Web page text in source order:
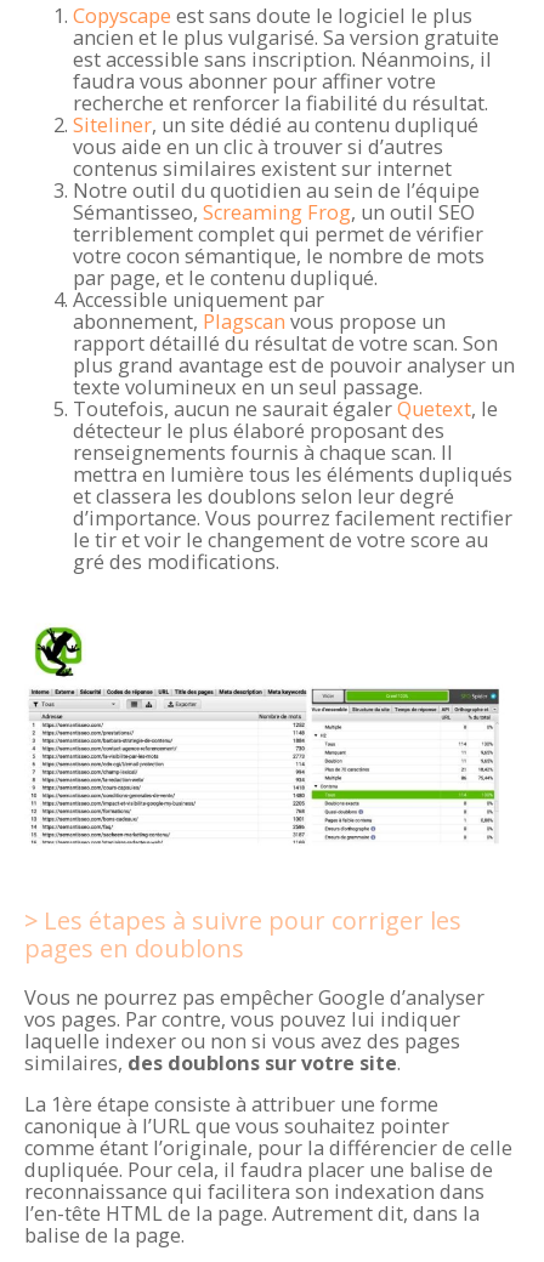
Copyscape est sans doute le logiciel le plus
ancien et le plus vulgarisé. Sa version gratuite
est accessible sans inscription. Néanmoins, il
faudra vous abonner pour affiner votre
recherche et renforcer la fiabilité du résultat.
Siteliner, un site dédié au contenu dupliqué
vous aide en un clic à trouver si d’autres
contenus similaires existent sur internet
Notre outil du quotidien au sein de l’équipe
Sémantisseo, Screaming Frog, un outil SEO
terriblement complet qui permet de vérifier
votre cocon sémantique, le nombre de mots
par page, et le contenu dupliqué.
Accessible uniquement par
abonnement, Plagscan vous propose un
rapport détaillé du résultat de votre scan. Son
plus grand avantage est de pouvoir analyser un
texte volumineux en un seul passage.
Toutefois, aucun ne saurait égalerQuetext, le
détecteur le plus élaboré proposant des
renseignements fournis à chaque scan. Il
mettra en lumière tous les éléments dupliqués
et classera les doublons selon leur degré
d’importance. Vous pourrez facilement rectifier
le tir et voir le changement de votre score au
gré des modifications.
Les étapes à suivre pour corriger les
pages en doublons
Vous ne pourrez pas empêcher Google d’analyser
vos pages. Par contre, vous pouvez lui indiquer
laquelle indexer ou non si vous avez des pages
similaires, des doublons sur votre site.
La 1ère étape consiste à attribuer une forme
canonique à l’URL que vous souhaitez pointer
comme étant l’originale, pour la différencier de celle
dupliquée. Pour cela, il faudra placer une balise de
reconnaissance qui facilitera son indexation dans
l’en-tête HTML de la page. Autrement dit, dans la
balise de la page.